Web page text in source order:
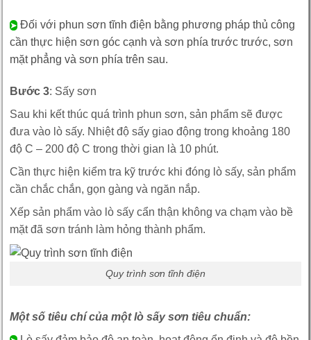
➤ Đối với phun sơn tĩnh điện bằng phương pháp thủ công
cần thực hiện sơn góc cạnh và sơn phía trước trước, sơn
mặt phẳng và sơn phía trên sau.
Bước 3: Sấy sơn
Sau khi kết thúc quá trình phun sơn, sản phẩm sẽ được
đưa vào lò sấy. Nhiệt độ sấy giao động trong khoảng 180
độ C – 200 độ C trong thời gian là 10 phút.
Cần thực hiện kiểm tra kỹ trước khi đóng lò sấy, sản phẩm
cần chắc chắn, gọn gàng và ngăn nắp.
Xếp sản phẩm vào lò sấy cẩn thận không va chạm vào bề
mặt đã sơn tránh làm hỏng thành phẩm.
Quy trình sơn tĩnh điện
Một số tiêu chí của một lò sấy sơn tiêu chuẩn: